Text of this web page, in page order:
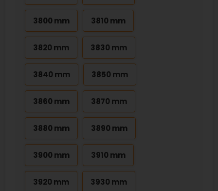
3800 mm 3810 mm
3820 mm 3830 mm
3840 mm 3850 mm
3860 mm 3870 mm
3880 mm 3890 mm
3900 mm 3910 mm
3920 mm 3930 mm